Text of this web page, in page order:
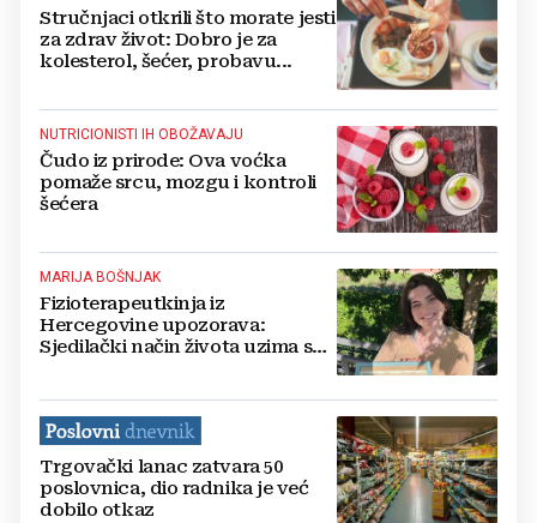
Stručnjaci otkrili što morate jesti
za zdrav život: Dobro je za
kolesterol, šećer, probavu...
NUTRICIONISTI IH OBOŽAVAJU
Čudo iz prirode: Ova voćka
pomaže srcu, mozgu i kontroli
šećera
MARIJA BOŠNJAK
Fizioterapeutkinja iz
Hercegovine upozorava:
Sjedilački način života uzima sve
Trgovački lanac zatvara 50
poslovnica, dio radnika je već
dobilo otkaz